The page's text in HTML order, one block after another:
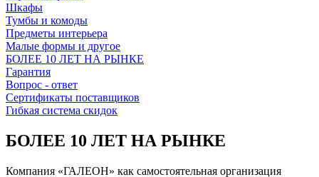
Шкафы
Тумбы и комоды
Предметы интерьера
Малые формы и другое
БОЛЕЕ 10 ЛЕТ НА РЫНКЕ
Гарантия
Вопрос - ответ
Сертификаты поставщиков
Гибкая система скидок
БОЛЕЕ 10 ЛЕТ НА РЫНКЕ
Компания «ГАЛЕОН» как самостоятельная организация